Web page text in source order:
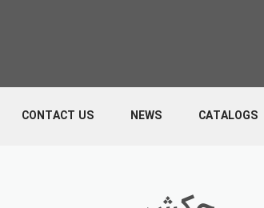
CATALOGS
NEWS
CONTACT US